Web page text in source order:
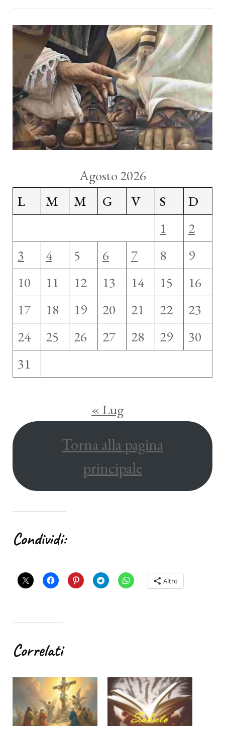
Agosto 2026
L
M M G V S
D
1
2
3
4 5 6 7 8
9
10
11 12 13 14 15
16
17
18 19 20 21 22
23
24
25 26 27 28 29
30
31
« Lug
Torna alla pagina
principale
Condividi:
Altro
Correlati